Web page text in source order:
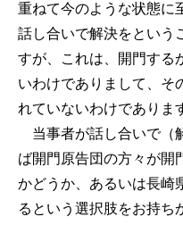
重ねて今のような状態に
話し合いで解決をという
すが、これは、開門する
いわけでありまして、そ
れていないわけでありま
当事者が話し合いで（
ば開門原告団の方々が開
かどうか、あるいは長崎
るという選択肢をお持ち